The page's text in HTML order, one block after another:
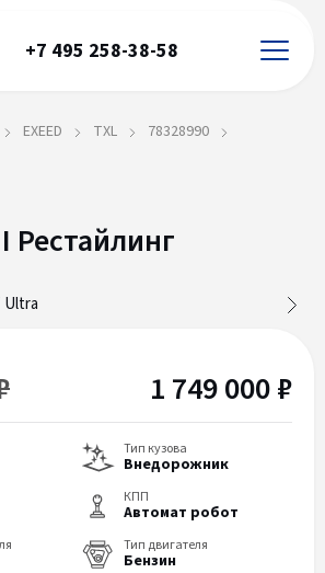
+7 495 258-38-58
EXEED TXL 78328990
I Рестайлинг
1 749 000 ₽
Тип кузова
Внедорожник
КПП
Автомат робот
Тип двигателя
Бензин